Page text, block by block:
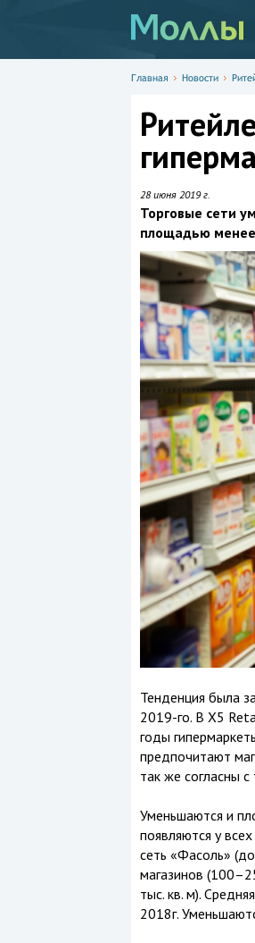
Главная Новости
28 июня 2019 г.
Торговые сети
площадью менее
Тенденция была
2019-го. В Х5
годы
предпочитают
так же согласны
Уменьшаются и
появляются у
сеть «Фасоль»
магазинов
тыс. кв. м).
2018г.